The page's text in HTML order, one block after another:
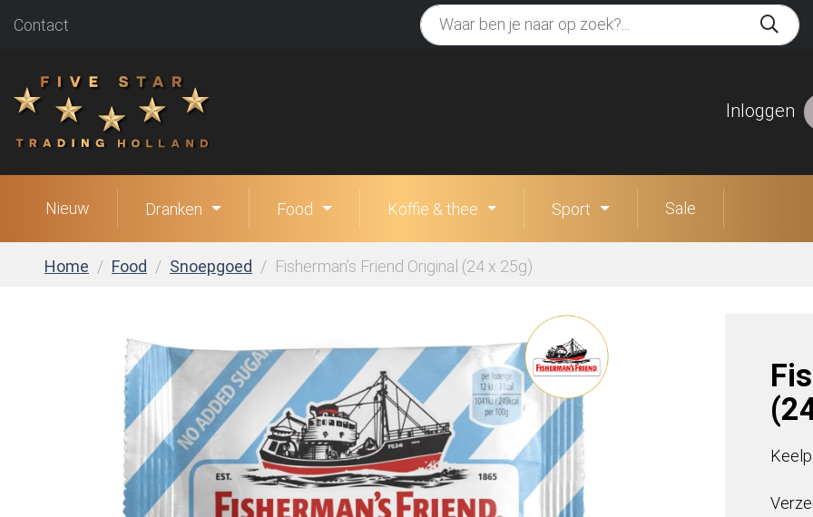
Contact
Inloggen
Nieuw Dranken Food Koffie & thee Sport Sale
Home Food Snoepgoed Fisherman’s Friend Original (24 x 25g)